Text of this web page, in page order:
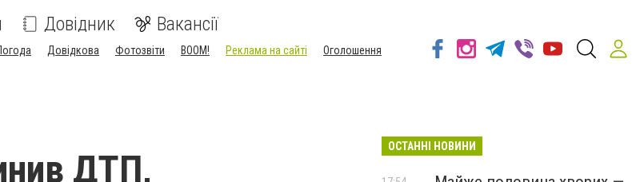
Довідник Вакансії
Довідкова Фотозвіти BOOM! Реклама на сайті
Оголошення
ДТП,
ОСТАННІ НОВИНИ